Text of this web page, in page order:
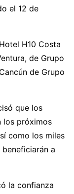
el 12 de
H10 Costa
de Grupo
de Grupo
que los
los próximos
como los miles
a
la confianza